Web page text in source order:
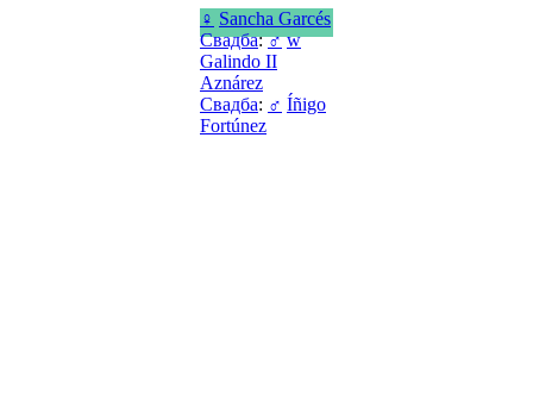
♀ Sancha Garcés
Свадба:♂ w
Galindo II
Aznárez
Свадба: ♂ Íñigo
Fortúnez